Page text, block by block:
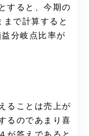
すると、今期の
で計算すると
分岐点比率が
ることは売上が
るのであまり喜